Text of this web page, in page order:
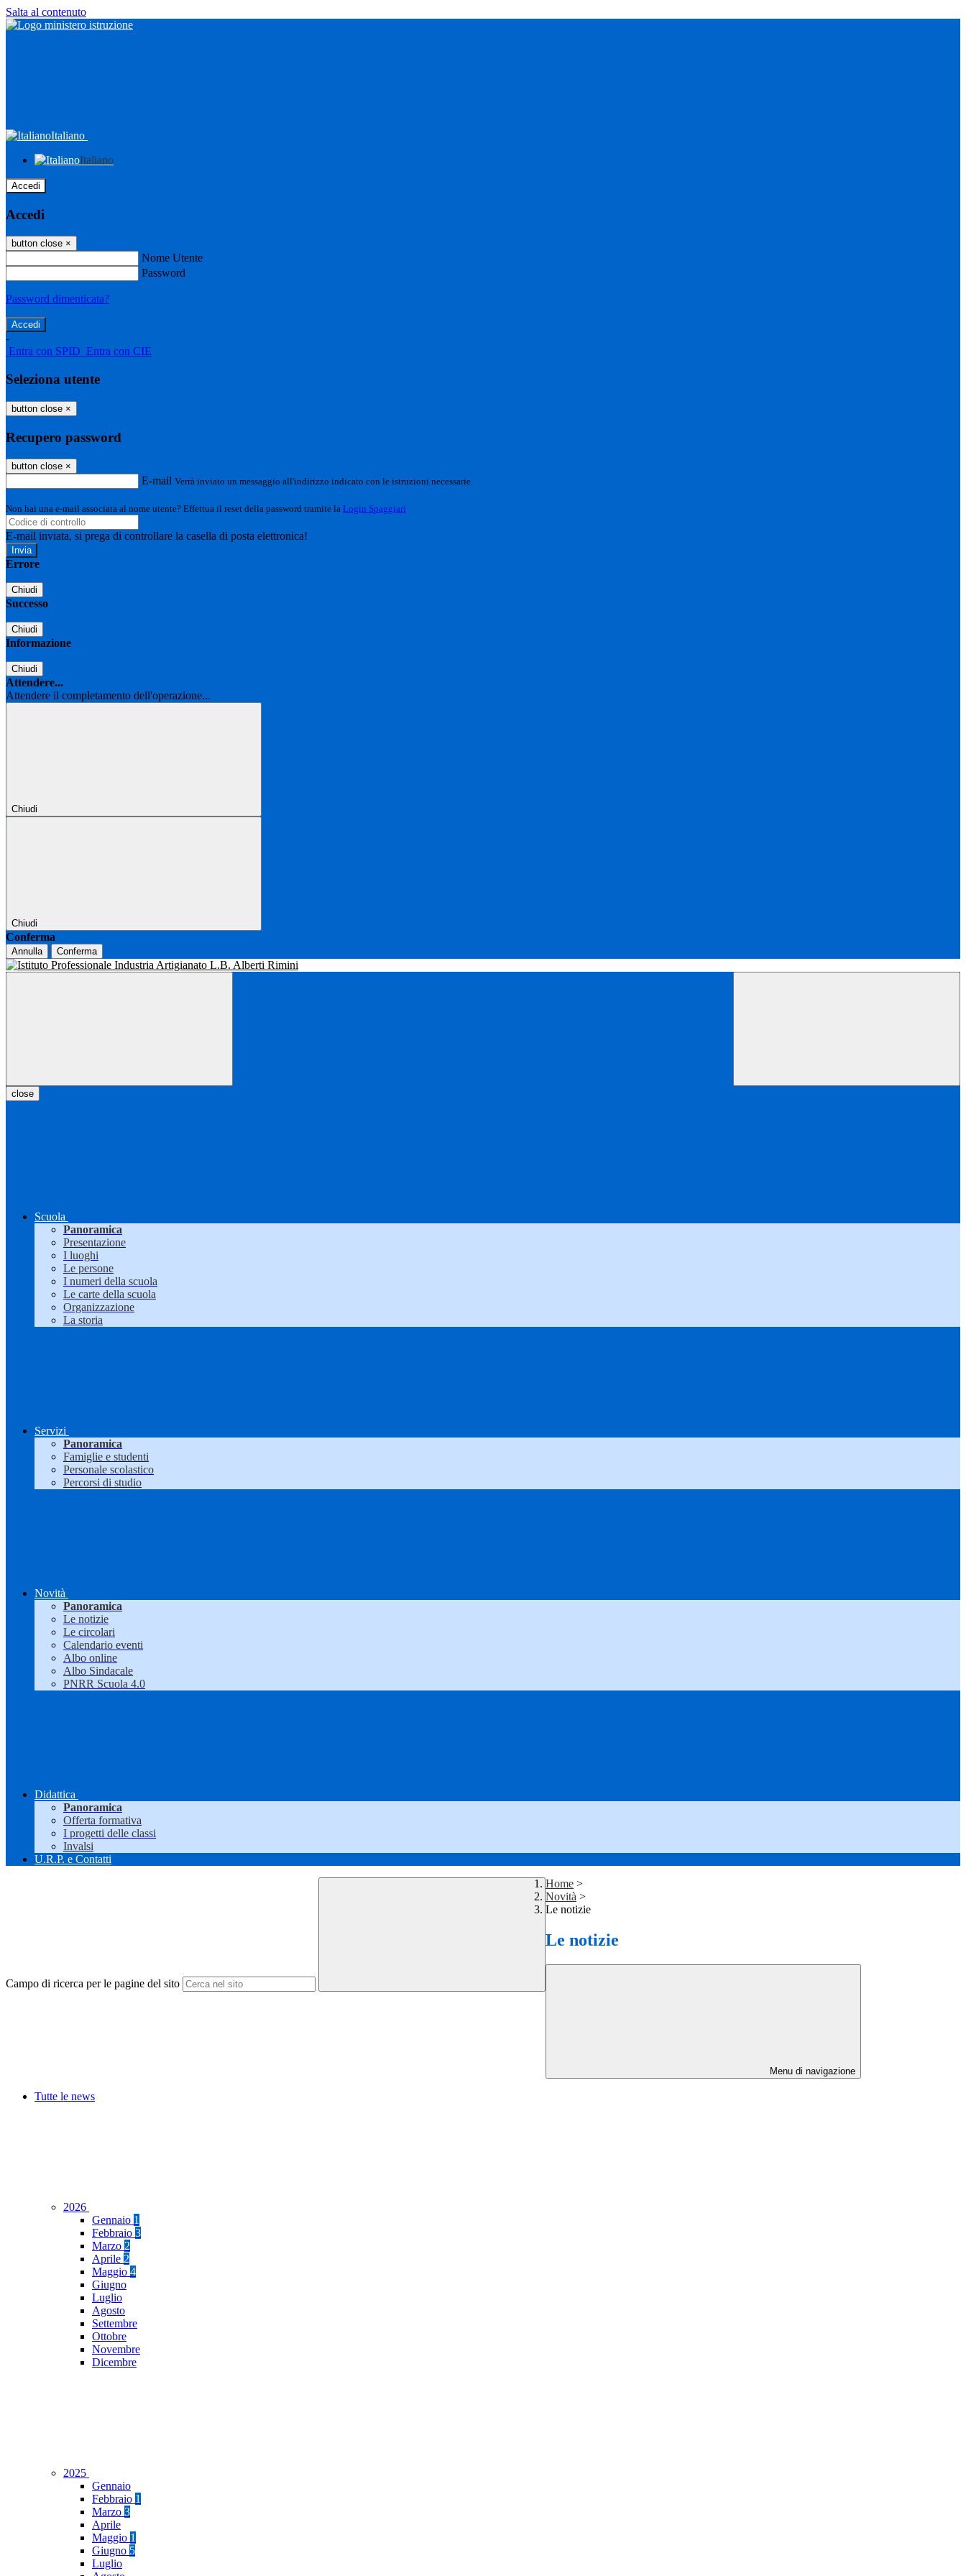
Salta al contenuto
Italiano
Italiano
Accedi
Accedi
button close ×
Nome Utente
Password
Password dimenticata?
-
Entra con SPID Entra con CIE
Seleziona utente
button close ×
Recupero password
button close ×
E-mail Verrà inviato un messaggio all'indirizzo indicato con le istruzioni necessarie.
Non hai una e-mail associata al nome utente? Effettua il reset della password tramite la Login Spaggiari
E-mail inviata, si prega di controllare la casella di posta elettronica!
Errore
Chiudi
Successo
Chiudi
Informazione
Chiudi
Attendere...
Attendere il completamento dell'operazione...
Chiudi
Chiudi
Conferma
Annulla Conferma
close
Scuola
Panoramica
Presentazione
I luoghi
Le persone
I numeri della scuola
Le carte della scuola
Organizzazione
La storia
Servizi
Panoramica
Famiglie e studenti
Personale scolastico
Percorsi di studio
Novità
Panoramica
Le notizie
Le circolari
Calendario eventi
Albo online
Albo Sindacale
PNRR Scuola 4.0
Didattica
Panoramica
Offerta formativa
I progetti delle classi
Invalsi
U.R.P. e Contatti
Campo di ricerca per le pagine del sito
Home >
Novità >
Le notizie
Le notizie
Menu di navigazione
Tutte le news
2026
Gennaio 1
Febbraio 3
Marzo 2
Aprile 2
Maggio 4
Giugno
Luglio
Agosto
Settembre
Ottobre
Novembre
Dicembre
2025
Gennaio
Febbraio 1
Marzo 3
Aprile
Maggio 1
Giugno 5
Luglio